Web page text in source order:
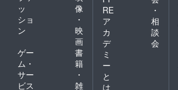
ッ
ショ
ン
像
・
映
画
ゲー
ム・
サー
ビス
書
籍
・
雑
RE
ア
カ
デ
ミ
ー
と
は
・
相
談
会